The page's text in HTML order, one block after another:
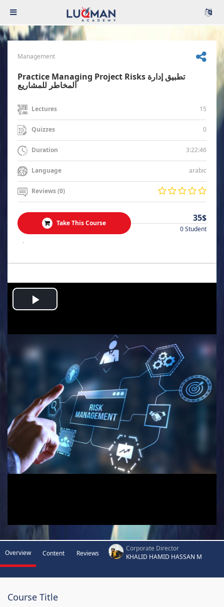
Management
Practice Managing Project Risks تطبيق إدارة
المخاطر للمشاريع
Lectures 15
Quizzes 0
Duration 3:22:46
Language arabic
Reviews (0)
Take This Course 35$
0 Student
.
Play
Video
Overview Content Reviews
Corporate Director
KHALID HAMID HASSAN M
Course Title